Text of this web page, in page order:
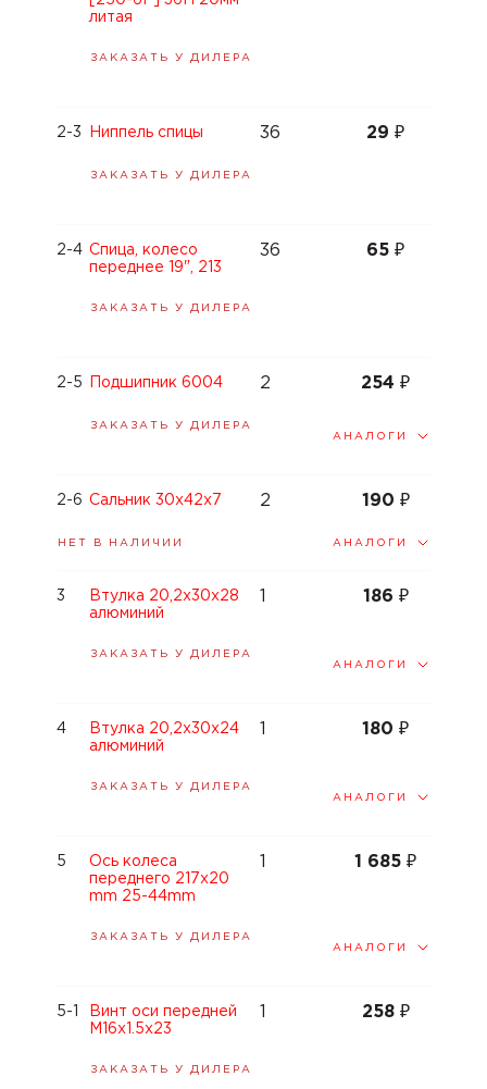
литая
ЗАКАЗАТЬ У ДИЛЕРА
Ниппель спицы 36 29₽
ЗАКАЗАТЬ У ДИЛЕРА
2-3
Спица, колесо
переднее 19", 213
36 65₽
ЗАКАЗАТЬ У ДИЛЕРА
2-4
Подшипник 6004 2 254₽
ЗАКАЗАТЬ У ДИЛЕРА
АНАЛОГИ
2-5
Сальник 30x42x7 2 190 ₽
НЕТ В НАЛИЧИИ АНАЛОГИ
2-6
Втулка 20,2x30x28
алюминий
186 ₽
ЗАКАЗАТЬ У ДИЛЕРА
АНАЛОГИ
3
Втулка 20,2x30x24
алюминий
180₽
ЗАКАЗАТЬ У ДИЛЕРА
АНАЛОГИ
4
Ось колеса
переднего 217x20
mm 25-44mm
1 685₽
ЗАКАЗАТЬ У ДИЛЕРА
АНАЛОГИ
5
Винт оси передней
M16x1.5x23
258 ₽
ЗАКАЗАТЬ У ДИЛЕРА
5-1